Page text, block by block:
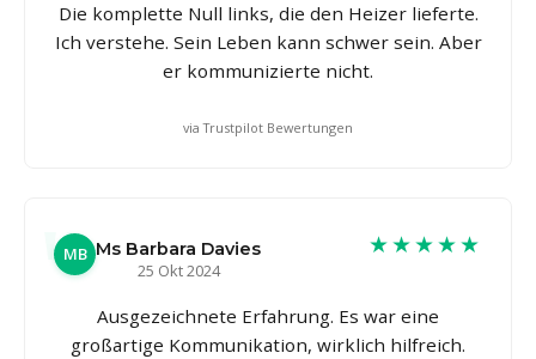
Die komplette Null links, die den Heizer lieferte.
Ich verstehe. Sein Leben kann schwer sein. Aber
er kommunizierte nicht.
via Trustpilot Bewertungen
MB Ms Barbara Davies
25 Okt 2024
★★★★★
Ausgezeichnete Erfahrung. Es war eine
großartige Kommunikation, wirklich hilfreich.